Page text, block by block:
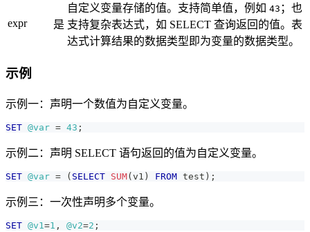
expr 是
自定义变量存储的值。支持简单值，例如 43 ；也
支持复杂表达式，如 SELECT 查询返回的值。表
达式计算结果的数据类型即为变量的数据类型。
示例
示例一：声明一个数值为自定义变量。
SET @var = 43 ;
示例二：声明 SELECT 语句返回的值为自定义变量。
SET @var = ( SELECT SUM( v1 ) FROM test ) ;
示例三：一次性声明多个变量。
SET @v1=1 , @v2=2 ;